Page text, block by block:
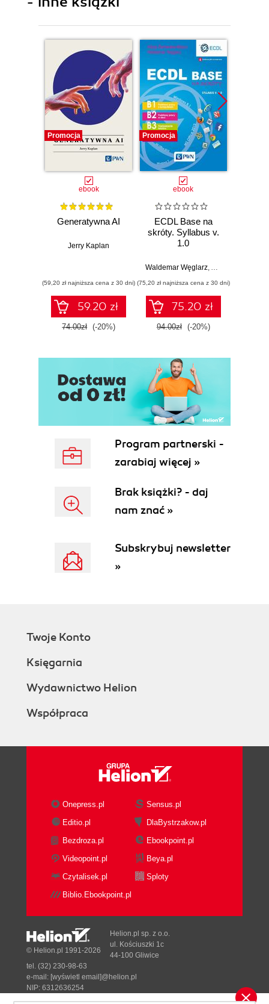
Promocja
ebook
Generatywna AI
Jerry Kaplan
(59,20 zł najniższa cena z 30 dni)
59.20 zł
74.00zł (-20%)
Promocja
ebook
ECDL Base na
skróty. Syllabus v.
1.0
Waldemar Węglarz,
(75,20 zł najniższa cena z 30 dni)
75.20 zł
94.00zł (-20%)
Program partnerski -
zarabiaj więcej »
Brak książki? - daj
nam znać »
Subskrybuj newsletter
»
Twoje Konto
Księgarnia
Wydawnictwo Helion
Współpraca
Onepress.pl
Sensus.pl
Editio.pl
DlaBystrzakow.pl
Bezdroza.pl
Ebookpoint.pl
Videopoint.pl
Beya.pl
Czytalisek.pl
Sploty
Biblio.Ebookpoint.pl
© Helion.pl 1991-2026
Helion.pl sp. z o.o.
ul. Kościuszki 1c
44-100 Gliwice
tel. (32) 230-98-63
e-mail: [wyświetl email]@helion.pl
NIP: 6312636254